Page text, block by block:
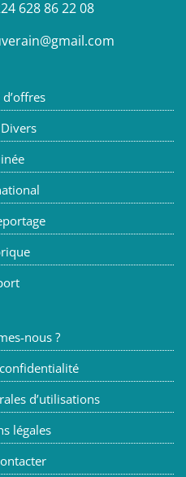
628 86 22 08
nous ?
d’utilisations
légales